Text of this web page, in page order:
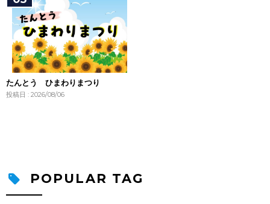
たんとう ひまわりまつり
投稿日 : 2026/08/06
POPULAR TAG